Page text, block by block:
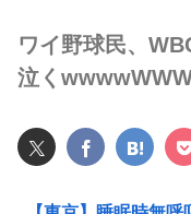
ワイ野球民、
泣く